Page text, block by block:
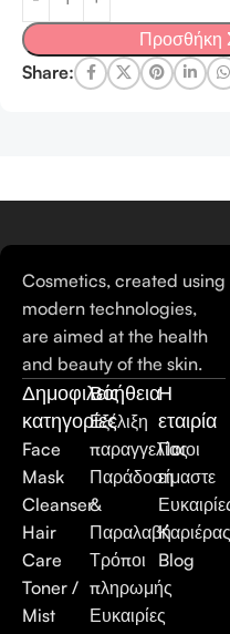
Προσθήκη
Share:
Cosmetics, created using
modern technologies,
are aimed at the health
and beauty of the skin.
Δημοφιλείς
κατηγορίες
Face
Mask
Cleanser
Hair
Care
Toner /
Mist
Βοήθεια
Εξέλιξη
παραγγελίας
Παράδοση
&
Παραλαβή
Τρόποι
πληρωμής
Ευκαιρίες
Η
εταιρία
Ποιοι
είμαστε
Καριέρας
Blog